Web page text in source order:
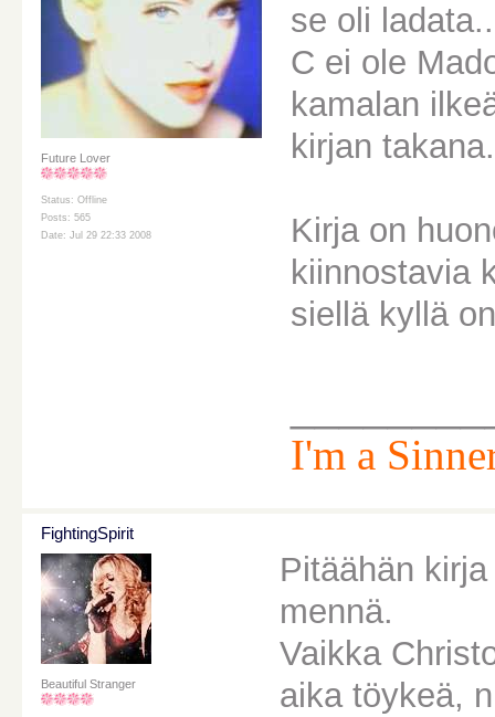
Future Lover
Status: Offline
Posts: 565
Date: Jul 29 22:33 2008
se oli
C ei ole
kamalan
kirjan takana.
Kirja on
kiinnostavia
siellä kyllä
I'm a
FightingSpirit
Beautiful Stranger
Pitäähän
mennä.
Vaikka
aika töykeä,